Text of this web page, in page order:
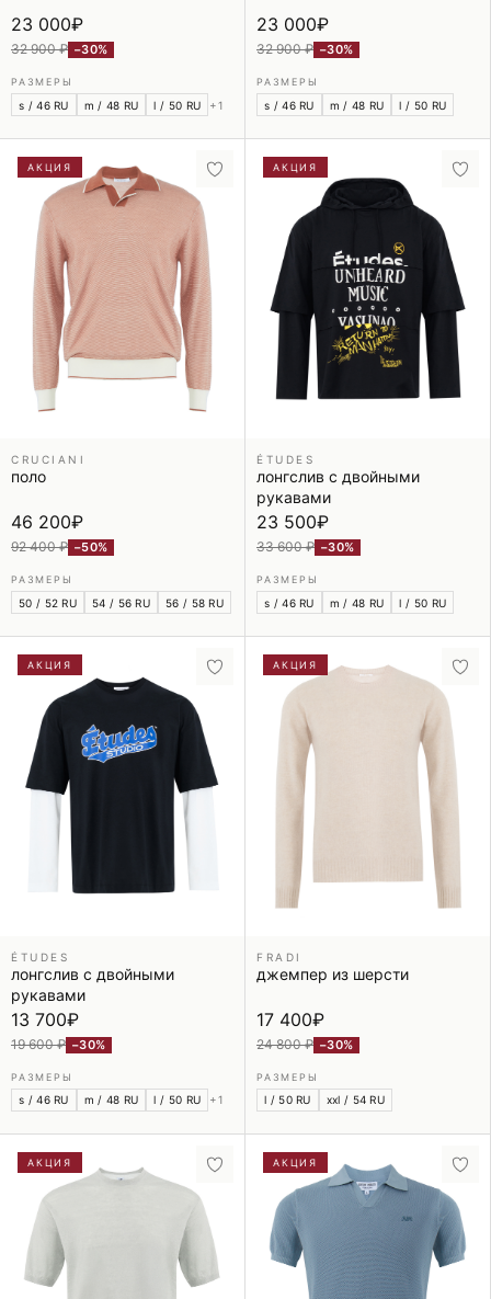
23 000₽
32 900 ₽ −30%
РАЗМЕРЫ
s / 46 RU m / 48 RU l / 50 RU +1
23 000₽
32 900 ₽ −30%
РАЗМЕРЫ
s / 46 RU m / 48 RU l / 50 RU
АКЦИЯ
CRUCIANI
поло
46 200₽
92 400 ₽ −50%
РАЗМЕРЫ
50 / 52 RU 54 / 56 RU 56 / 58 RU
АКЦИЯ
ÉTUDES
лонгслив с двойными
рукавами
23 500₽
33 600 ₽ −30%
РАЗМЕРЫ
s / 46 RU m / 48 RU l / 50 RU
АКЦИЯ
ÉTUDES
лонгслив с двойными
рукавами
13 700₽
19 600 ₽ −30%
РАЗМЕРЫ
s / 46 RU m / 48 RU l / 50 RU +1
АКЦИЯ
FRADI
джемпер из шерсти
17 400₽
24 800 ₽ −30%
РАЗМЕРЫ
l / 50 RU xxl / 54 RU
АКЦИЯ АКЦИЯ